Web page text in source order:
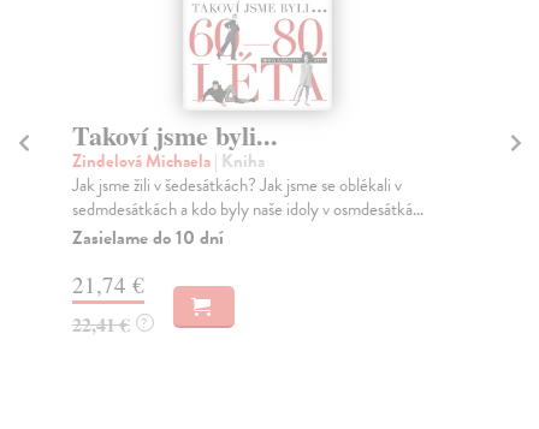
Takoví jsme byli...
Zindelová Michaela| Kniha
Jak jsme žili v šedesátkách? Jak jsme se oblékali v
sedmdesátkách a kdo byly naše idoly v osmdesátká...
Zasielame do 10 dní
21,74 €
22,41 € ?